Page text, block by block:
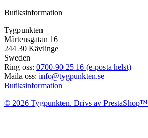
Butiksinformation
Tygpunkten
Mårtensgatan 16
244 30 Kävlinge
Sweden
Ring oss: 0700-90 25 16 (e-posta helst)
Maila oss: info@tygpunkten.se
Butiksinformation
© 2026 Tygpunkten. Drivs av PrestaShop™